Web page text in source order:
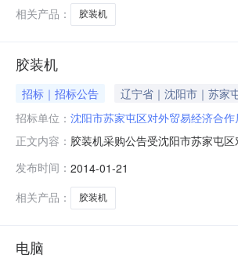
相关产品：
胶装机
胶装机
招标｜招标公告 辽宁省｜沈阳市｜苏家
招标单位： 沈阳市苏家屯区对外贸易经济合作
正文内容： 胶装机采购公告受沈阳市苏家屯
01胶装机本项目采购内容分为1个
定应当具备的条件
发布时间： 2014-01-21
相关产品：
胶装机
电脑